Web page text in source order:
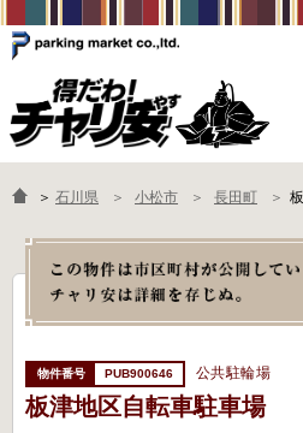
物件一覧
よくあるご質問
＞ 石川県 小松市 長田町
PUB900646 公共駐輪場
板津地区自転車駐車場